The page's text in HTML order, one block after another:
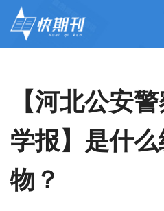
【河北公安
学报】是什么
物？